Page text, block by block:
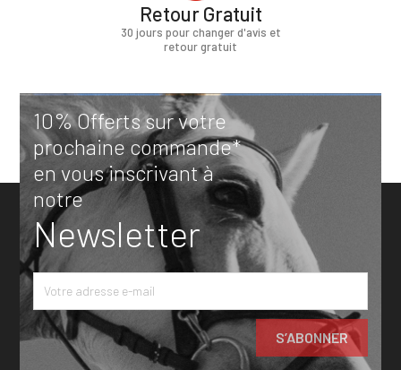
Retour Gratuit
30 jours pour changer d'avis et
retour gratuit
10% Offerts sur votre
prochaine commande*
en vous inscrivant à
notre
Newsletter